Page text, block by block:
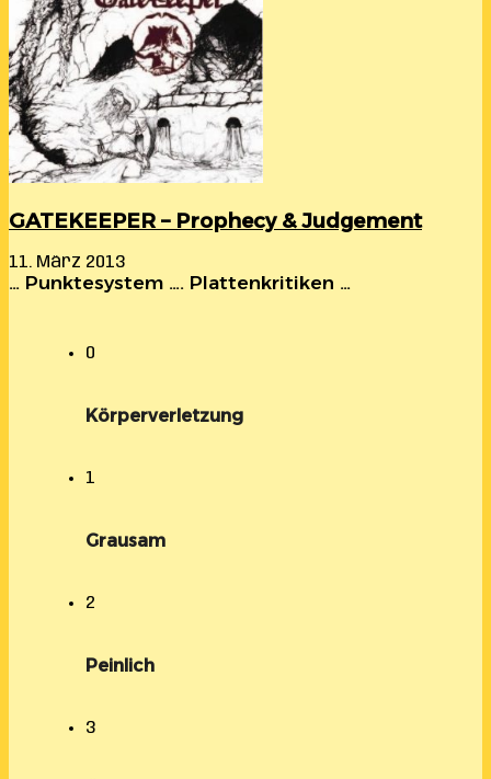
GATEKEEPER – Prophecy & Judgement
11. März 2013
… Punktesystem …. Plattenkritiken …
0
Körperverletzung
1
Grausam
2
Peinlich
3